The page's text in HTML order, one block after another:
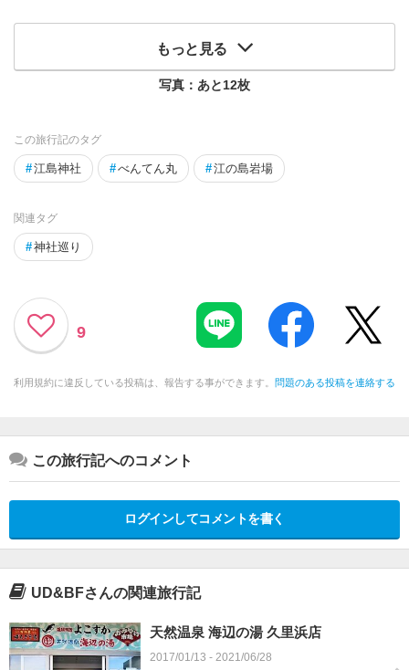
もっと見る
写真：あと12枚
この旅行記のタグ
#江島神社 #べんてん丸 #江の島岩場
関連タグ
#神社巡り
9
利用規約に違反している投稿は、報告する事ができます。 問題のある投稿を連絡する
この旅行記へのコメント
ログインしてコメントを書く
UD&BFさんの関連旅行記
天然温泉 海辺の湯 久里浜店
2017/01/13 - 2021/06/28